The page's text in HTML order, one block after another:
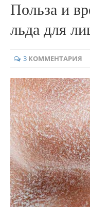
Польза и
льда для
3 КОММЕНТАРИЯ